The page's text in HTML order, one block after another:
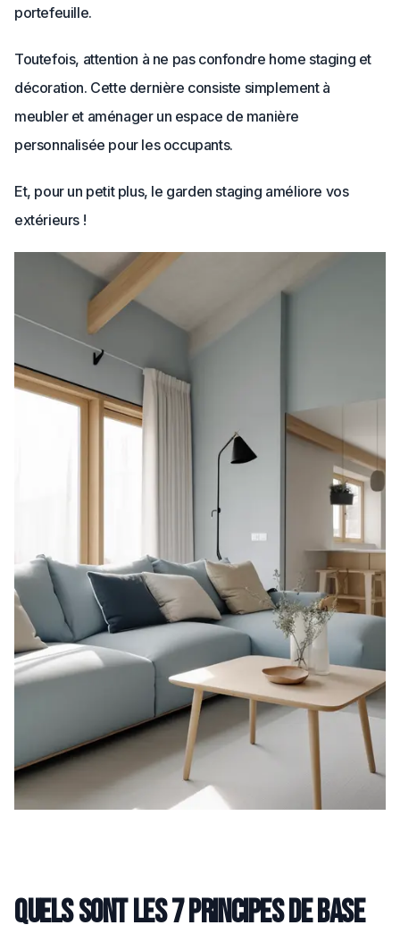
portefeuille.
Toutefois, attention à ne pas confondre home staging et
décoration. Cette dernière consiste simplement à
meubler et aménager un espace de manière
personnalisée pour les occupants.
Et, pour un petit plus, le garden staging améliore vos
extérieurs !
Quels sont les 7 principes de base